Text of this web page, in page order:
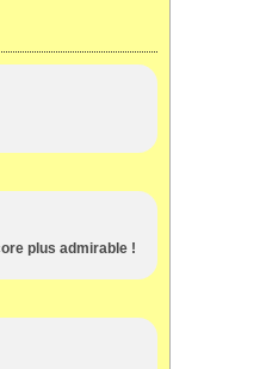
plus admirable !